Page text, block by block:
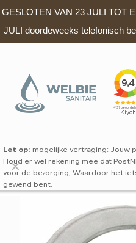
GESLOTEN VAN 23 JULI TOT
JULI doordeweeks telefonisch
Let op: mogelijke vertraging: Jouw
Houd er wel rekening mee dat
voor de bezorging, Waardoor het
gewend bent.
✕